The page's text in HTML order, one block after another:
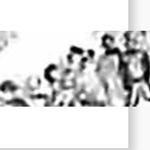
Position